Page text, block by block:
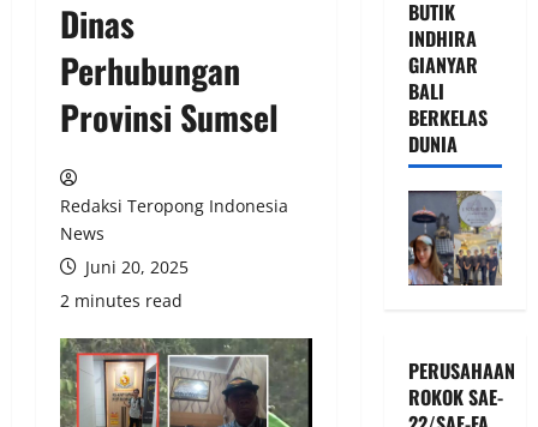
Dinas
Perhubungan
Provinsi Sumsel
Redaksi Teropong Indonesia
News
Juni 20, 2025
2 minutes read
BUTIK
INDHIRA
GIANYAR
BALI
BERKELAS
DUNIA
PERUSAHAAN
ROKOK SAE-